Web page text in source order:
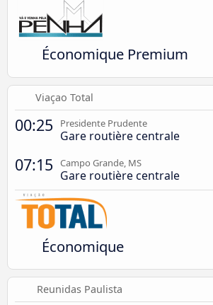
Économique Premium
Viaçao Total
00:25 Presidente Prudente
Gare routière centrale
07:15 Campo Grande, MS
Gare routière centrale
Économique
Reunidas Paulista